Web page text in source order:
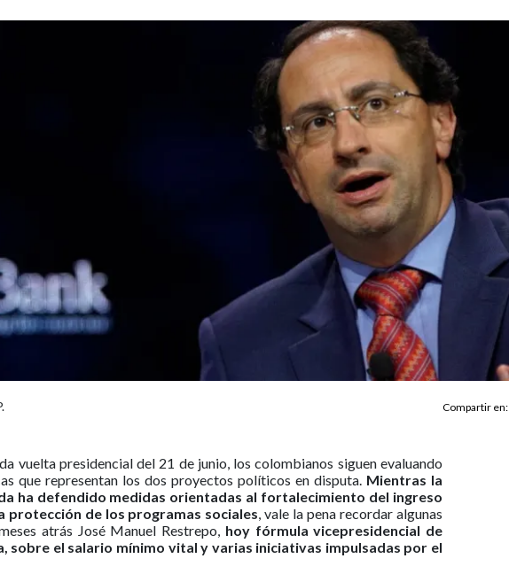
Compartir en:
vuelta presidencial del 21 de junio, los colombianos siguen evaluando
que representan los dos proyectos políticos en disputa. Mientras la
ha defendido medidas orientadas al fortalecimiento del ingreso
protección de los programas sociales, vale la pena recordar algunas
atrás José Manuel Restrepo, hoy fórmula vicepresidencial de
sobre el salario mínimo vital y varias iniciativas impulsadas por el